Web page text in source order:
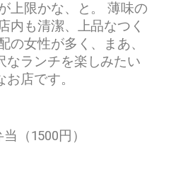
上限かな、と。 薄味の
内も清潔、上品なつく
の女性が多く、まあ、
なランチを楽しみたい
店です。
（1500円）